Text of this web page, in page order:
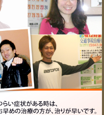
－０１３３ 千
２２－２高橋ビ
3820